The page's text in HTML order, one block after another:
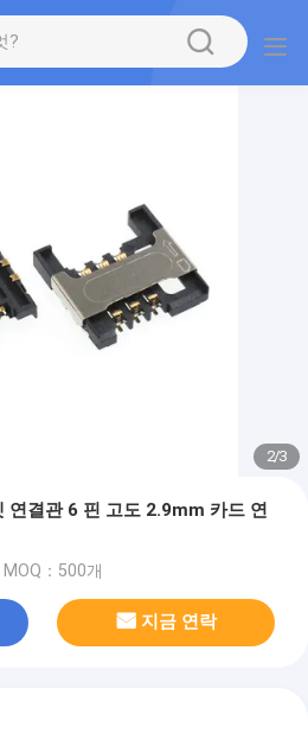
2/3
연결관 6 핀 고도 2.9mm 카드 연
MOQ：500개
지금 연락